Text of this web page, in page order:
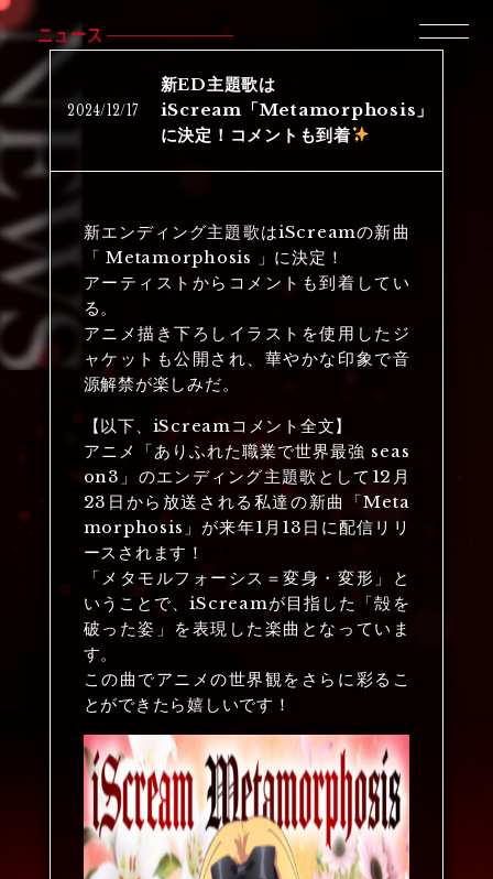
ニュース
2024/12/17
新ED主題歌は
iScream「Metamorphosis」
に決定！コメントも到着
新エンディング主題歌はiScreamの新曲
「 Metamorphosis 」に決定！
アーティストからコメントも到着してい
る。
アニメ描き下ろしイラストを使用したジ
ャケットも公開され、華やかな印象で音
源解禁が楽しみだ。
【以下、iScreamコメント全文】
アニメ「ありふれた職業で世界最強 seas
on3」のエンディング主題歌として12月
23日から放送される私達の新曲「Meta
morphosis」が来年1月13日に配信リリ
ースされます！
「メタモルフォーシス＝変身・変形」と
いうことで、iScreamが目指した「殻を
破った姿」を表現した楽曲となっていま
す。
この曲でアニメの世界観をさらに彩るこ
とができたら嬉しいです！